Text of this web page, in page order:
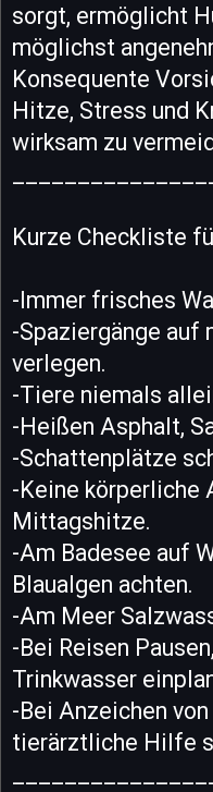
sorgt, ermöglicht
möglichst
Konsequente
Hitze, Stress und
wirksam zu
Kurze Checkliste
-Immer frisches
-Spaziergänge auf
verlegen.
-Tiere niemals
-Heißen Asphalt,
-Schattenplätze
-Keine körperliche
Mittagshitze.
-Am Badesee auf
Blaualgen achten.
-Am Meer
-Bei Reisen
Trinkwasser
-Bei Anzeichen
tierärztliche Hilfe